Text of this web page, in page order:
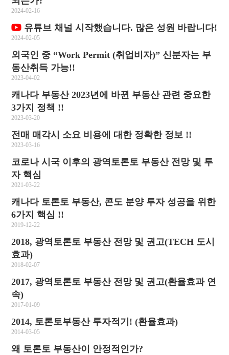
2024-02-16
유튜브 채널 시작했습니다. 많은 성원 바랍니다!
2024-02-05
외국인 중 “Work Permit (취업비자)” 신분자는 부
동산취득 가능!!
2023-04-02
캐나다 부동산 2023년에 바뀐 부동산 관련 중요한
3가지 정책 !!
2023-03-20
전매 매각시 소요 비용에 대한 정확한 정보 !!
2023-03-16
코로나 시국 이후의 광역토론토 부동산 전망 및 투
자 핵심
2021-03-22
캐나다 토론토 부동산, 콘도 분양 투자 성공을 위한
6가지 핵심 !!
2019-12-22
2018, 광역토론토 부동산 전망 및 권고(TECH 도시
효과)
2018-02-07
2017, 광역토론토 부동산 전망 및 권고(환율효과 연
속)
2017-01-09
2014, 토론토부동산 투자적기! (환율효과)
2014-03-05
왜 토론토 부동산이 안정적인가?